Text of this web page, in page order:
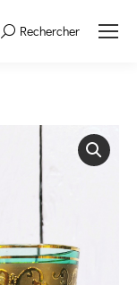
Search:Rechercher